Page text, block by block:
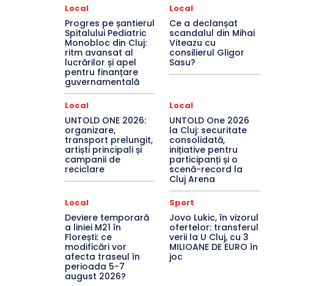
Local
Progres pe șantierul
Spitalului Pediatric
Monobloc din Cluj:
ritm avansat al
lucrărilor și apel
pentru finanțare
guvernamentală
Local
Ce a declanșat
scandalul din Mihai
Viteazu cu
consilierul Gligor
Sasu?
Local
UNTOLD ONE 2026:
organizare,
transport prelungit,
artiști principali și
campanii de
reciclare
Local
UNTOLD One 2026
la Cluj: securitate
consolidată,
inițiative pentru
participanți și o
scenă-record la
Cluj Arena
Local
Deviere temporară
a liniei M21 în
Florești: ce
modificări vor
afecta traseul în
perioada 5-7
august 2026?
Sport
Jovo Lukic, în vizorul
ofertelor: transferul
verii la U Cluj, cu 3
MILIOANE DE EURO în
joc